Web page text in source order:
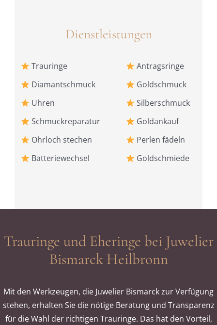
Dienstleistungen
Trauringe
Antragsringe
Diamantschmuck
Goldschmuck
Uhren
Silberschmuck
Schmuckreparatur
Goldankauf
Ohrloch stechen
Perlen fädeln
Batteriewechsel
Goldschmiede
Trauringe und Eheringe bei Juwelier
Bismarck Heilbronn
Mit den Werkzeugen, die Juwelier Bismarck zur Verfügung
stehen, erhalten Sie die nötige Beratung und Transparenz
für die Wahl der richtigen Trauringe. Das hat den Vorteil,